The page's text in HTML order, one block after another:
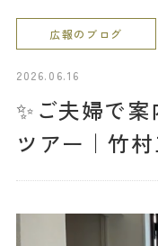
家づくりのこだわり
商品ラインナップ
住まいの実例集
お客様の声
会社情報
広報のブログ
2026.06.16
✨ご夫婦で
ツアー｜竹